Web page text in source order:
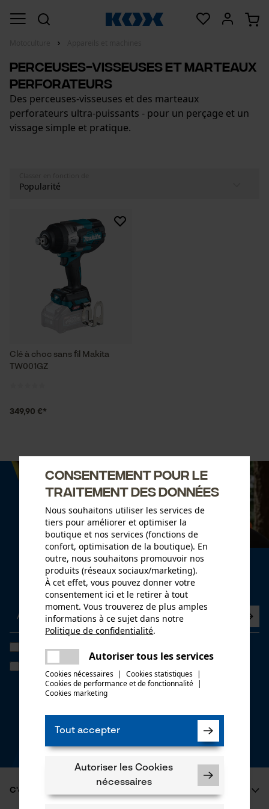
Perceuses-visseuses et marteaux
perforateurs
Des perceuses-visseuses et des marteaux
perforateurs ultra-puissants - pour un perçage et un
vissage simple et pratique.
Clé à choc sans fil Makita
TW001GZ
349,90 €*
Newsletter
Abonnez-vous maintenant à la newsletter
J'ai lu lapolitique de confidentialité
Si vous acceptez le tracking personnalisé, nous pourrons vous faire
parvenir des offres promotionnelles personnalisées dans notre
newsletter. Vos coordonnées ne seront pas transmises à des tiers.
Vous pourrez retirer votre consentement à tout moment sur simple
* Champs obligatoires
*** Valable à partir d'un montant de 100,- €
C'est KOX
Consentement pour le
traitement des données
Nous souhaitons utiliser les services de
tiers pour améliorer et optimiser la
boutique et nos services (fonctions de
confort, optimisation de la boutique). En
outre, nous souhaitons promouvoir nos
produits (réseaux sociaux/marketing).
À cet effet, vous pouvez donner votre
consentement ici et le retirer à tout
moment. Vous trouverez de plus amples
informations à ce sujet dans notre
Politique de confidentialité.
Autoriser tous les services
Cookies nécessaires | Cookies statistiques |
Cookies de performance et de fonctionnalité |
Cookies marketing
Tout accepter
Autoriser les Cookies
nécessaires
Une erreur s'est produite. Veuillez
essayer encore.
partager
partager
mail